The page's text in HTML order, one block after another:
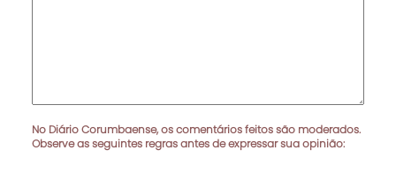
No Diário Corumbaense, os comentários feitos são moderados.
Observe as seguintes regras antes de expressar sua opinião: